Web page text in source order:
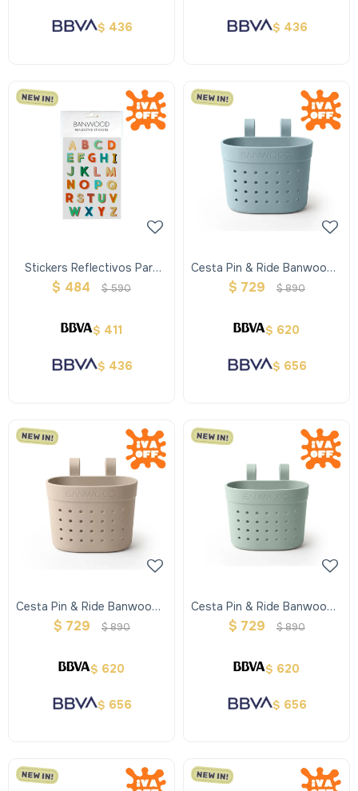
$ 436 $ 436
Stickers Reflectivos Para
Casco Alfabeto Banwood
$ 484 $ 590
$ 411
$ 436
Cesta Pin & Ride Banwood -
Teal
$ 729 $890
$ 620
$ 656
Cesta Pin & Ride Banwood -
Sand
$ 729 $890
$ 620
$ 656
Cesta Pin & Ride Banwood -
Clay
$ 729 $890
$ 620
$ 656